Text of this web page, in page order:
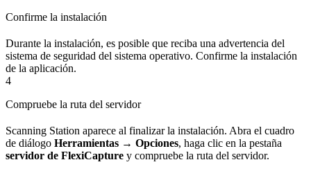
Confirme la instalación
Durante la instalación, es posible que reciba una advertencia del
sistema de seguridad del sistema operativo. Confirme la instalación
de la aplicación.
4
Compruebe la ruta del servidor
Scanning Station aparece al finalizar la instalación. Abra el cuadro
de diálogo Herramientas → Opciones, haga clic en la pestaña
servidor de FlexiCapture y compruebe la ruta del servidor.